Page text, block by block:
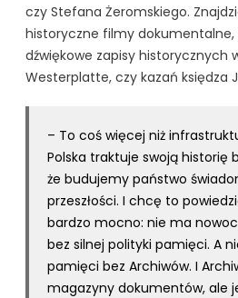
czy Stefana Żeromskiego.
historyczne filmy dokumentalne,
dźwiękowe zapisy historycznych
Westerplatte, czy kazań księdza
– To coś więcej niż
Polska traktuje swoją historię
że budujemy państwo
przeszłości. I chcę to
bardzo mocno: nie ma
bez silnej polityki pamięci. A
pamięci bez Archiwów. I
magazyny dokumentów, ale